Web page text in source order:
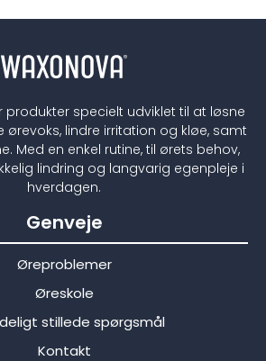
produkter specielt udviklet til at løsne
ørevoks, lindre irritation og kløe, samt
Med en enkel rutine, til ørets behov,
lindring og langvarig egenpleje i
hverdagen.
Genveje
Øreproblemer
Øreskole
stillede spørgsmål
Kontakt